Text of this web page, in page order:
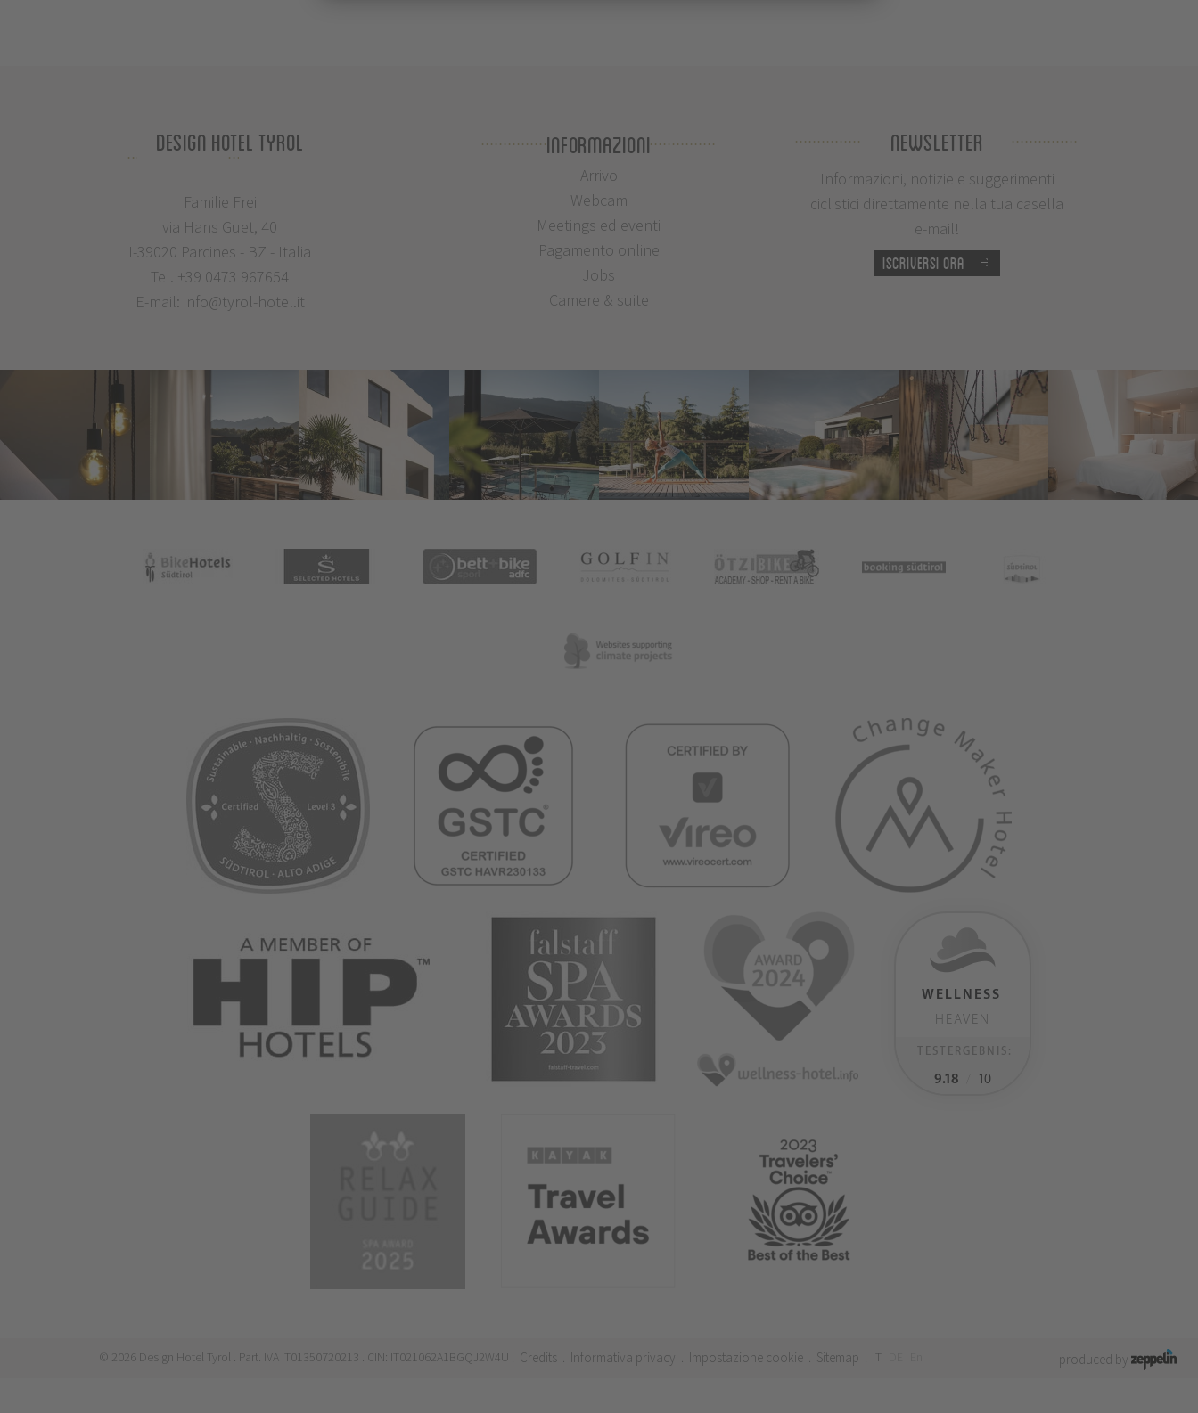
Design Hotel Tyrol
Familie Frei
via Hans Guet, 40
I-39020 Parcines - BZ - Italia
Tel. +39 0473 967654
E-mail: info@tyrol-hotel.it
Informazioni
Arrivo
Webcam
Meetings ed eventi
Pagamento online
Jobs
Camere & suite
Newsletter
Informazioni, notizie e suggerimenti
ciclistici direttamente nella tua casella
e-mail!
Iscriversi ora
WELLNESS
HEAVEN
TESTERGEBNIS:
9.18 10
© 2026 Design Hotel Tyrol . Part. IVA IT01350720213 . CIN: IT021062A1BGQJ2W4U . Credits . Informativa privacy . Impostazione cookie . Sitemap . IT produced by